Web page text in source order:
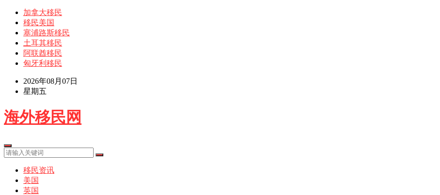
加拿大移民
移民美国
塞浦路斯移民
土耳其移民
阿联酋移民
匈牙利移民
2026年08月07日
星期五
海外移民网
移民资讯
美国
英国